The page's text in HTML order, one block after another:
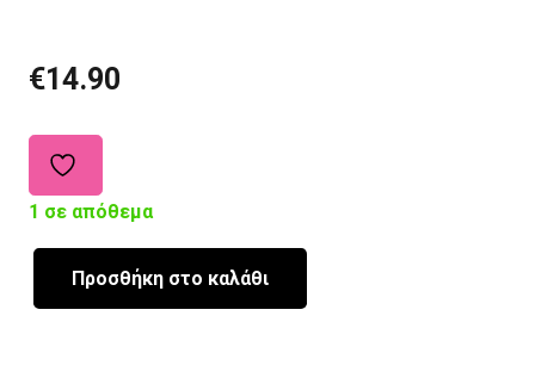
€14.90
1 σε απόθεμα
Σκουφάκι
Προσθήκη στο καλάθι